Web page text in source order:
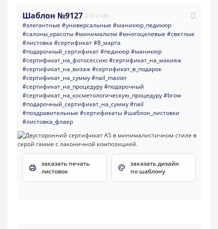
Шаблон №9127 210 x 148
#элегантные #универсальные #маникюр_педикюр
#салоны_красоты#минимализм #многоцелевые #светлые
#листовка #сертификат#8_марта
#подарочный_сертификат#педикюр#маникюр
#сертификат_на_фотосессию#сертификат_на_макияж
#сертификат_на_визаж#сертификат_в_подарок
#сертификат_на_сумму#nail_master
#сертификат_на_процедуру#подарочный
#сертификат_на_косметологическую_процедуру#brow
#подарочный_сертификат_на_сумму#nail
#поздравительные #сертификаты#шаблон_листовки
#листовка_флаер
заказать печать
листовок
заказать дизайн
по шаблону